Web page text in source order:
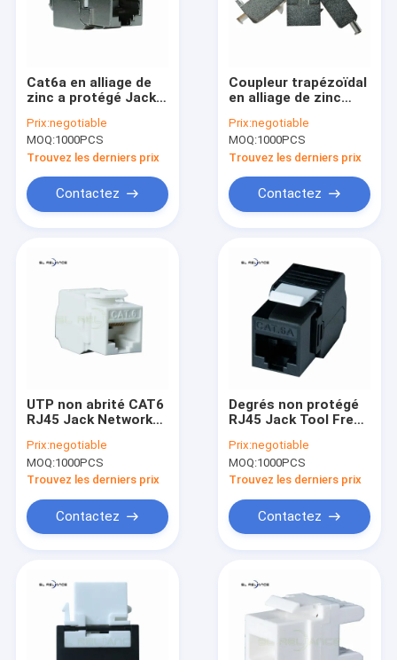
Au sujet de nous
Cat6a en alliage de
zinc a protégé Jack
8P8C Jack modulaire
Prix:negotiable
MOQ:1000PCS
Trouvez les derniers prix
Contactez
Coupleur trapézoïdal
en alliage de zinc
RJ45 STP de clef de
voûte de CAT 7 de
ftp
Prix:negotiable
MOQ:1000PCS
Trouvez les derniers prix
Contactez
UTP non abrité CAT6
RJ45 Jack Network
trapézoïdal 180
degrés
Prix:negotiable
MOQ:1000PCS
Trouvez les derniers prix
Contactez
Degrés non protégé
RJ45 Jack Tool Free
CAT6A UTP 180
Prix:negotiable
MOQ:1000PCS
Trouvez les derniers prix
Contactez